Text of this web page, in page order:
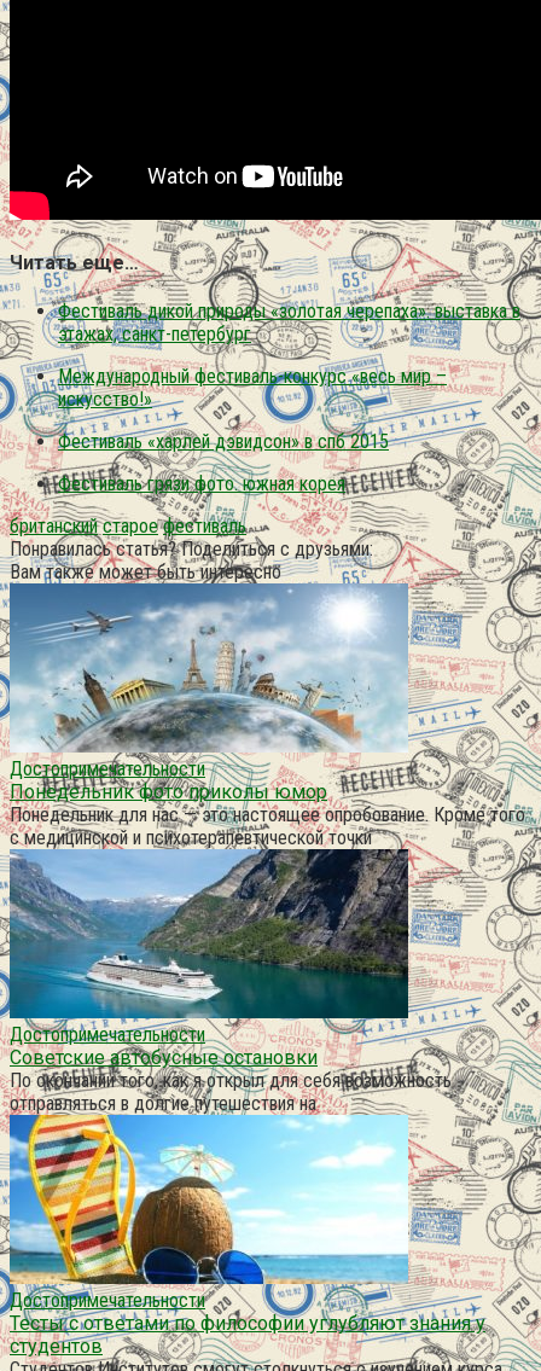
Читать еще…
Фестиваль дикой природы «золотая черепаха». выставка в
этажах, санкт-петербург
Международный фестиваль-конкурс «весь мир –
искусство!»
Фестиваль «харлей дэвидсон» в спб 2015
Фестиваль грязи фото. южная корея
британский старое фестиваль
Понравилась статья? Поделиться с друзьями:
Вам также может быть интересно
Достопримечательности
Понедельник фото приколы юмор
Понедельник для нас — это настоящее опробование. Кроме того
с медицинской и психотерапевтической точки
Достопримечательности
Советские автобусные остановки
По окончании того, как я открыл для себя возможность
отправляться в долгие путешествия на
Достопримечательности
Тесты с ответами по философии углубляют знания у
студентов